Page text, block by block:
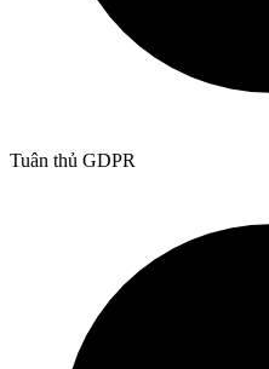
Tuân thủ GDPR